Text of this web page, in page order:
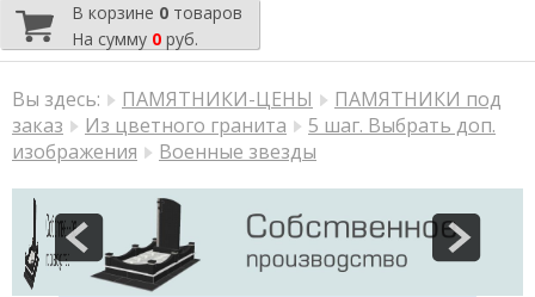
В корзине 0 товаров
На сумму 0 руб.
Вы здесь: ПАМЯТНИКИ-ЦЕНЫ
ПАМЯТНИКИ под
заказ
Из цветного гранита
5 шаг. Выбрать доп.
изображения
Военные звезды